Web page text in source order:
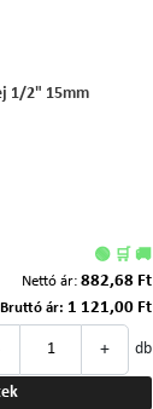
1/2" 15mm
🟢 🛒 🚚
Nettó ár: 882,68 Ft
Bruttó ár: 1 121,00 Ft
+ db